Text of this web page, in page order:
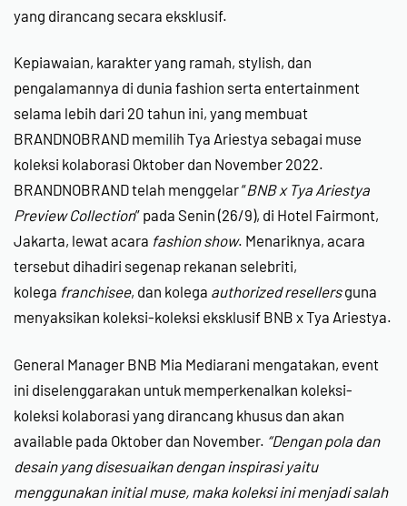
yang dirancang secara eksklusif.
Kepiawaian, karakter yang ramah, stylish, dan
pengalamannya di dunia fashion serta entertainment
selama lebih dari 20 tahun ini, yang membuat
BRANDNOBRAND memilih Tya Ariestya sebagai muse
koleksi kolaborasi Oktober dan November 2022.
BRANDNOBRAND telah menggelar “BNB x Tya Ariestya
Preview Collection” pada Senin (26/9), di Hotel Fairmont,
Jakarta, lewat acara fashion show. Menariknya, acara
tersebut dihadiri segenap rekanan selebriti,
kolega franchisee, dan kolega authorized resellersguna
menyaksikan koleksi-koleksi eksklusif BNB x Tya Ariestya.
General Manager BNB Mia Mediarani mengatakan, event
ini diselenggarakan untuk memperkenalkan koleksi-
koleksi kolaborasi yang dirancang khusus dan akan
available pada Oktober dan November. “Dengan pola dan
desain yang disesuaikan dengan inspirasi yaitu
menggunakan initial muse, maka koleksi ini menjadi salah